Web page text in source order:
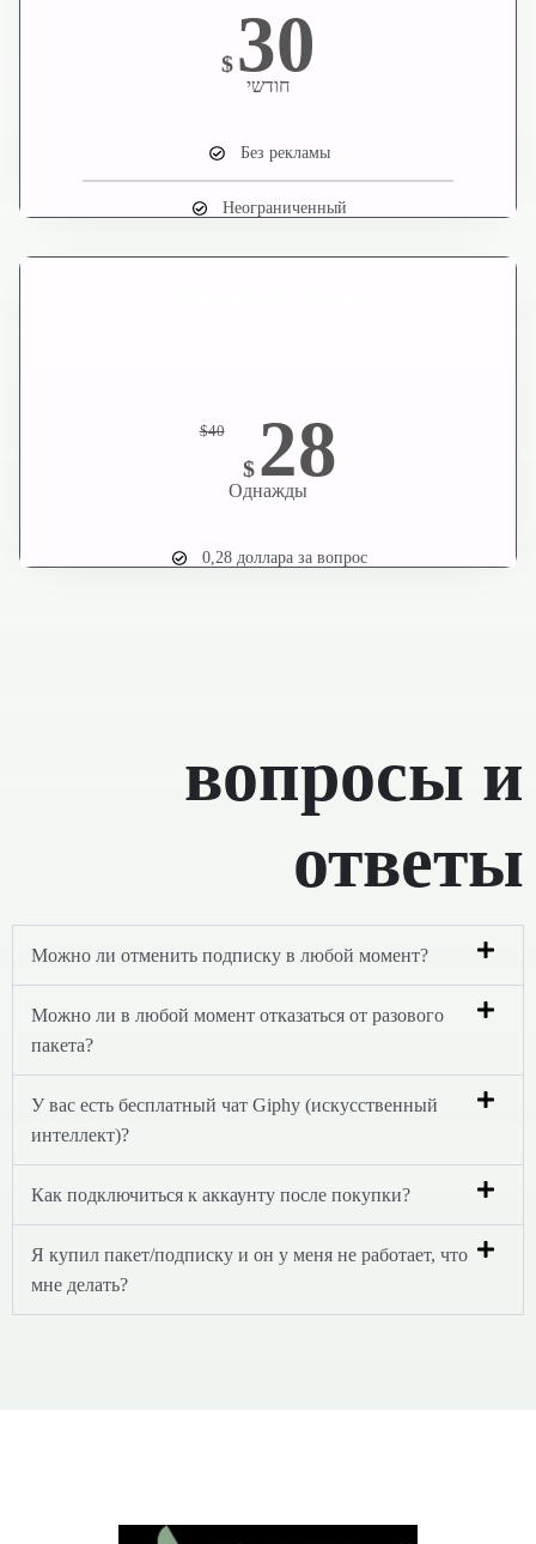
$ 30
חודשי
Без рекламы
Неограниченный
$40
$ 28
Однажды
0,28 доллара за вопрос
вопросы и
ответы
Можно ли отменить подписку в любой момент?
Можно ли в любой момент отказаться от разового
пакета?
У вас есть бесплатный чат Giphy (искусственный
интеллект)?
Как подключиться к аккаунту после покупки?
Я купил пакет/подписку и он у меня не работает, что
мне делать?